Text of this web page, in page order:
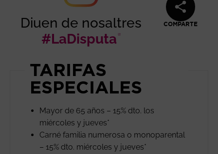
Diuen de nosaltres
#LaDisputa
COMPARTE
TARIFAS
ESPECIALES
Mayor de 65 años – 15% dto. los
miércoles y jueves*
Carné familia numerosa o monoparental
– 15% dto. miércoles y jueves*